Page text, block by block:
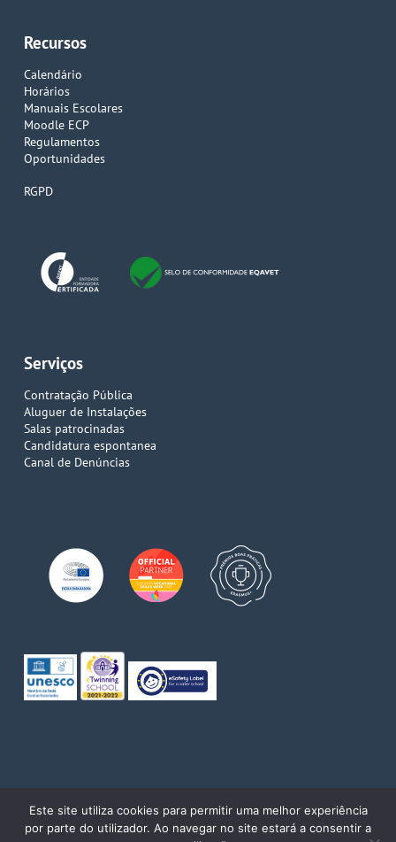
Recursos
Calendário
Horários
Manuais Escolares
Moodle ECP
Regulamentos
Oportunidades
RGPD
Serviços
Contratação Pública
Aluguer de Instalações
Salas patrocinadas
Candidatura espontanea
Canal de Denúncias
twitter facebookpinterestlinkedinyoutubeinstagram
Este site utiliza cookies para permitir uma melhor experiência
por parte do utilizador. Ao navegar no site estará a consentir a